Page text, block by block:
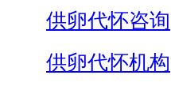
供卵代怀咨询
供卵代怀机构